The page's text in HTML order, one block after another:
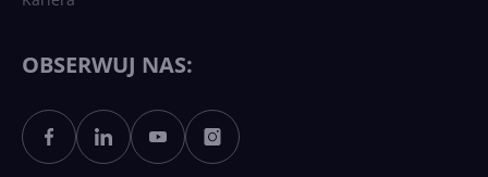
Sztuczna inteligencja po
polsku. Dość barier
OBSERWUJ NAS: